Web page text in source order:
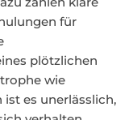
für
plötzlichen
wie
es unerlässlich,